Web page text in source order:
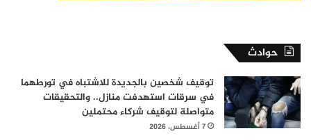
حوادث
توقيف شخصين بالجديدة للاشتباه في تورطهما
في سرقات استهدفت منازل.. والتحقيقات
متواصلة لتوقيف شركاء محتملين
7 أغسطس، 2026